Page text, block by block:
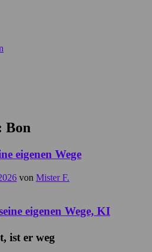
Bon
eigenen Wege
von Mister F.
ist er weg